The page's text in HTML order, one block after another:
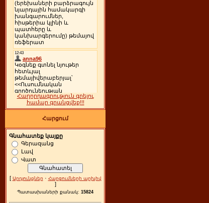
Հաղորդագրություն գրելու
համար գրանցվեք!!!
Հարցում
Գնահատեք կայքը
Գերազանց
Լավ
Վատ
[ Արդյունքներ · Հարցումների արխիվ
]
Պատասխաների քանակ: 15824